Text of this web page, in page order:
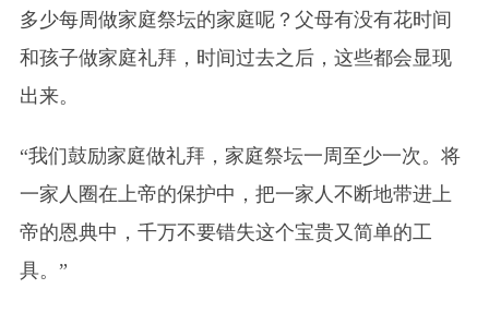
多少每周做家庭祭坛的家庭呢？父母有没有花时间
和孩子做家庭礼拜，时间过去之后，这些都会显现
出来。
“我们鼓励家庭做礼拜，家庭祭坛一周至少一次。将
一家人圈在上帝的保护中，把一家人不断地带进上
帝的恩典中，千万不要错失这个宝贵又简单的工
具。”